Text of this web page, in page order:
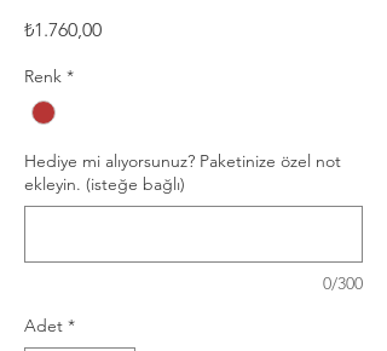
₺1.760,00Fiyat
Renk *
Hediye mi alıyorsunuz? Paketinize özel not
ekleyin. (isteğe bağlı)
0/300
Adet *